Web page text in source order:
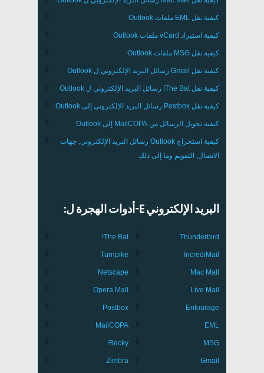
كيفية نقل EML ملفات Outlook
كيفية استيراد vCard ملفات Outlook
كيفية نقل MSG ملفات Outlook
كيفية نقل Gmail رسائل البريد الإلكتروني ل Outlook
كيفية نقل The Bat! رسائل البريد الإلكتروني ل Outlook
كيفية نقل Postbox رسائل البريد الإلكتروني إلى Outlook
كيفية تحويل الرسائل من MailCOPA إلى Outlook
كيفية استخراج Outlook رسائل البريد الإلكتروني, جهات
الاتصال, التقويم وما إلى ذلك
البريد الإلكتروني E-أدوات الهجرة ل:
Thunderbird
IncrediMail
Mac Mail
Live Mail
Entourage
EML
MSG
Gmail
The Bat!
Turnpike
Netscape
Opera Mail
Postbox
MailCOPA
Becky!
Zimbra